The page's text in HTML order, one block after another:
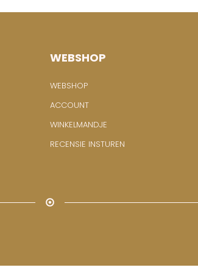
WEBSHOP
WEBSHOP
ACCOUNT
WINKELMANDJE
RECENSIE INSTUREN